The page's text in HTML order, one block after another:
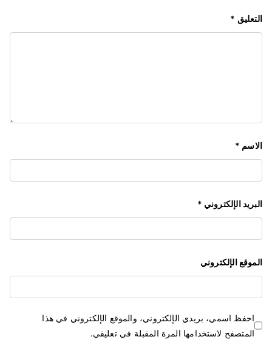
التعليق *
الاسم *
البريد الإلكتروني *
الموقع الإلكتروني
احفظ اسمي، بريدي الإلكتروني، والموقع الإلكتروني في هذا
المتصفح لاستخدامها المرة المقبلة في تعليقي.